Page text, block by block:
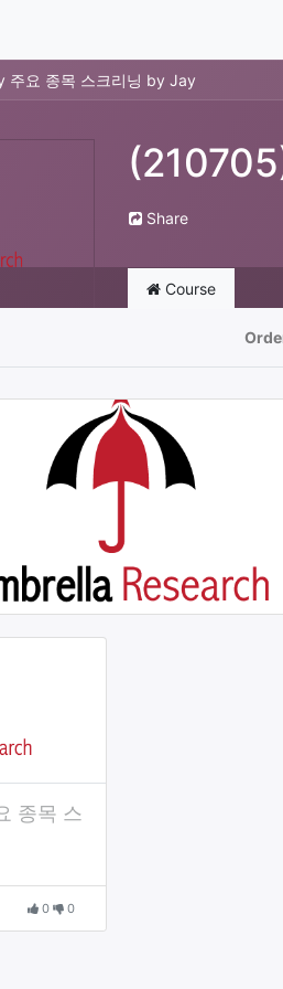
주요 종목 스크리닝 by Jay
Share
Course
종목 스
0 0